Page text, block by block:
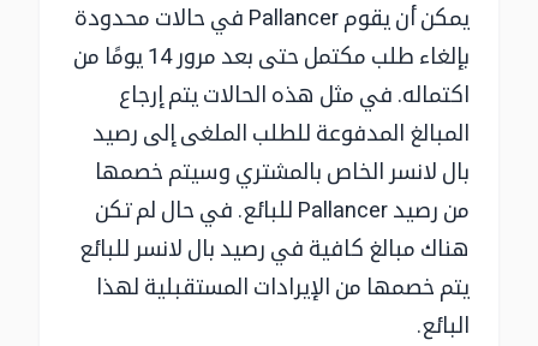
يمكن أن يقوم Pallancer في حالات محدودة
بإلغاء طلب مكتمل حتى بعد مرور 14 يومًا من
اكتماله. في مثل هذه الحالات يتم إرجاع
المبالغ المدفوعة للطلب الملغى إلى رصيد
بال لانسر الخاص بالمشتري وسيتم خصمها
من رصيد Pallancer للبائع. في حال لم تكن
هناك مبالغ كافية في رصيد بال لانسر للبائع
يتم خصمها من الإيرادات المستقبلية لهذا
البائع.